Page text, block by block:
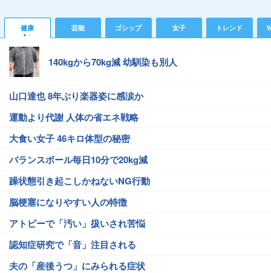
健康 芸能 ゴシップ 女子 トレンド
140kgから70kg減 幼馴染も別人
山口達也 8年ぶり楽器姿に感涙か
運動より代謝 人体の省エネ戦略
大食い女子 46キロ体型の秘密
バランスボール毎日10分で20kg減
躁状態引き起こしかねないNG行動
脳梗塞になりやすい人の特徴
アトピーで「汚い」扱いされ苦悩
認知症研究で「音」注目される
夫の「産後うつ」にみられる症状